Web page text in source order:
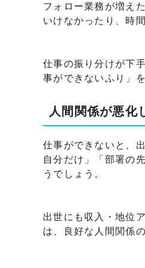
フォロー業務が増え
いけなかったり、時
仕事の振り分けが下
事ができないふり」
人間関係が悪化
仕事ができないと、
自分だけ」「部署の
うでしょう。
出世にも収入・地位
は、良好な人間関係